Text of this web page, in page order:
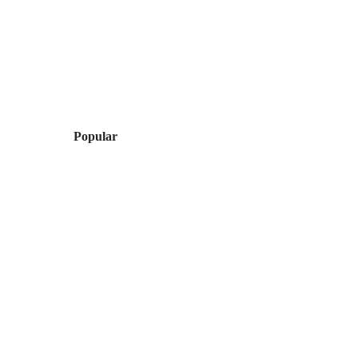
Popular